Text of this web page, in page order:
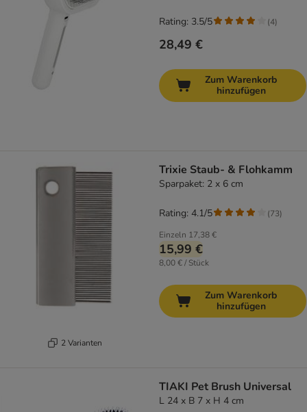
28,49 €
Rating: 3.5/5 (4)
Zum Warenkorb
hinzufügen
2 Varianten
Trixie Staub- & Flohkamm
Sparpaket: 2 x 6 cm
Einzeln 17,38 €
15,99 €
8,00 € / Stück
Rating: 4.1/5 (73)
Zum Warenkorb
hinzufügen
TIAKI Pet Brush Universal
L 24 x B 7 x H 4 cm